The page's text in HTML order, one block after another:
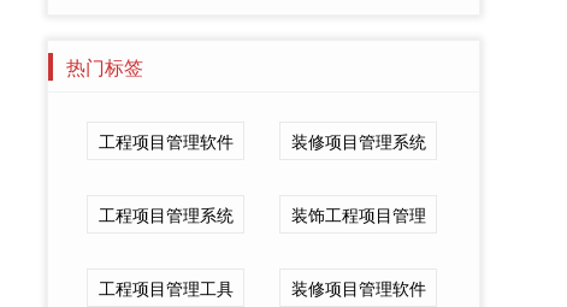
热门标签
工程项目管理软件 装修项目管理系统
工程项目管理系统 装饰工程项目管理
工程项目管理工具 装修项目管理软件